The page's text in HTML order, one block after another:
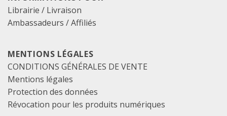
Librairie / Livraison
Ambassadeurs / Affiliés
MENTIONS LÉGALES
CONDITIONS GÉNÉRALES DE VENTE
Mentions légales
Protection des données
Révocation pour les produits numériques